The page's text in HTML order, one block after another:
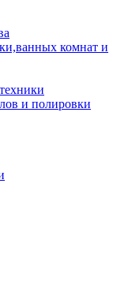
комнат и
и полировки